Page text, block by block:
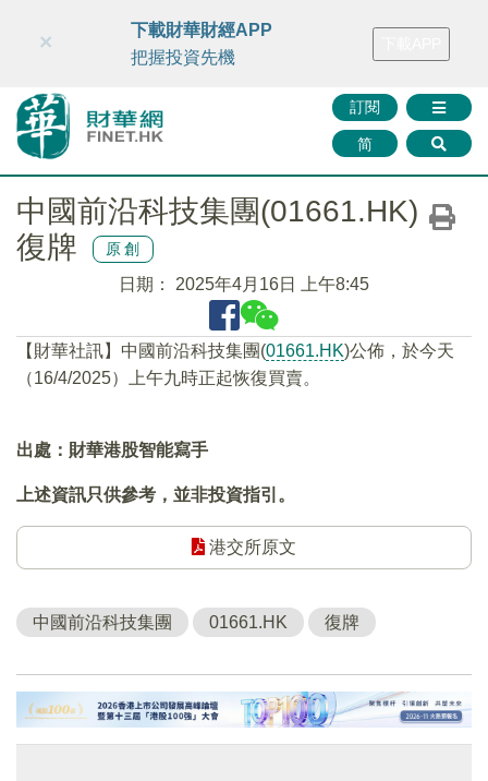
財華智庫網 FINTV FINMETA 財華證券 媒體矩陣
訂閱
简
×
下載財華財經APP
把握投資先機
中國前沿科技集團(01661.HK)
復牌
原創
日期： 2025年4月16日 上午8:45
【財華社訊】中國前沿科技集團(01661.HK)公佈，於今天
（16/4/2025）上午九時正起恢復買賣。
出處：財華港股智能寫手
上述資訊只供參考，並非投資指引。
港交所原文
中國前沿科技集團 01661.HK 復牌